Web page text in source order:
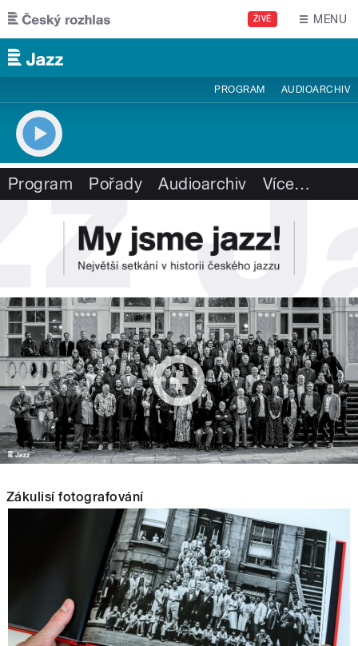
Přejít k hlavnímu obsahu
ŽIVĚ MENU
PROGRAM AUDIOARCHIV
Program Pořady Audioarchiv Více…
Zákulisí fotografování